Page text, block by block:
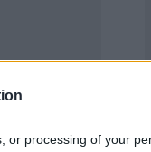
or processing of your